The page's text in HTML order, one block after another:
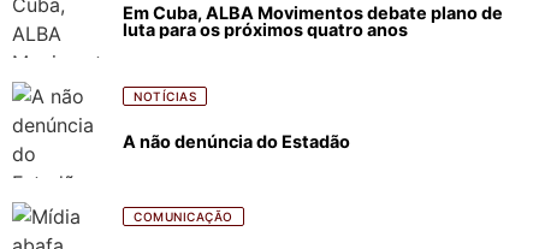
Em Cuba, ALBA Movimentos debate plano de
luta para os próximos quatro anos
NOTÍCIAS
A não denúncia do Estadão
COMUNICAÇÃO